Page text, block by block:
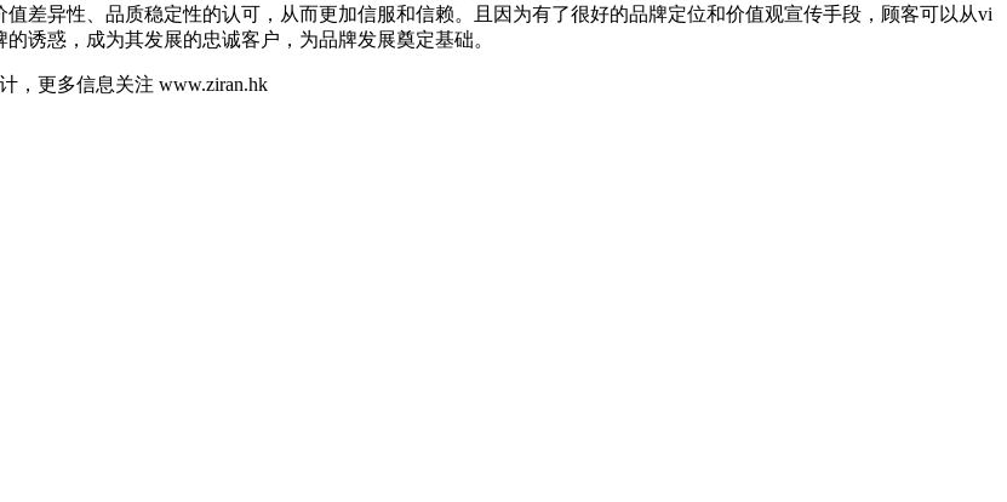
差异性、品质稳定性的认可，从而更加信服和信赖。且因为有了很好的品牌定位和价值观宣传手段，顾客可以从vi
诱惑，成为其发展的忠诚客户，为品牌发展奠定基础。
计，餐饮vi设计，更多信息关注 www.ziran.hk